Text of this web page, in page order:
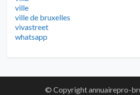
ville
ville de bruxelles
vivastreet
whatsapp
© Copyright annuairepro-